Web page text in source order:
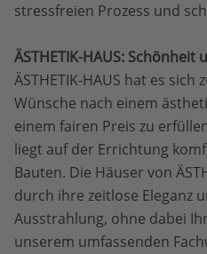
stressfreien Prozess und
ÄSTHETIK-HAUS:
ÄSTHETIK-HAUS hat es
Wünsche nach einem
einem fairen Preis zu
liegt auf der Errichtung
Bauten. Die Häuser von
durch ihre zeitlose Eleganz
Ausstrahlung, ohne dabei
unserem umfassenden